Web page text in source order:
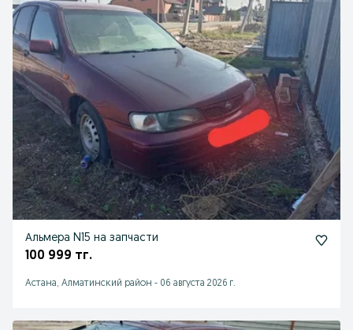
Альмера N15 на запчасти
100 999 тг.
Астана, Алматинский район - 06 августа 2026 г.